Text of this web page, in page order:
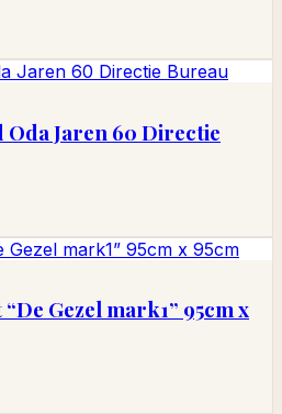
Jaren 60 Directie
Gezel mark1” 95cm x